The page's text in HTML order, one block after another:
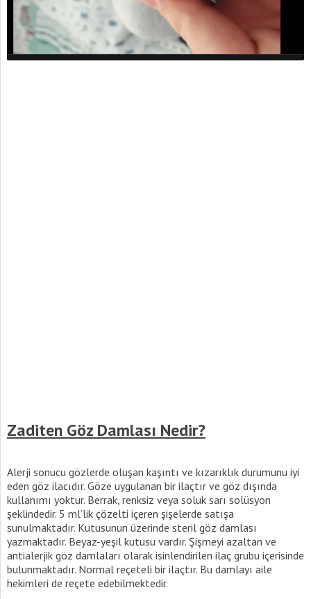
Zaditen Göz Damlası Nedir?
Alerji sonucu gözlerde oluşan kaşıntı ve kızarıklık durumunu iyi
eden göz ilacıdır. Göze uygulanan bir ilaçtır ve göz dışında
kullanımı yoktur. Berrak, renksiz veya soluk sarı solüsyon
şeklindedir. 5 ml’lik çözelti içeren şişelerde satışa
sunulmaktadır. Kutusunun üzerinde steril göz damlası
yazmaktadır. Beyaz-yeşil kutusu vardır. Şişmeyi azaltan ve
antialerjik göz damlaları olarak isinlendirilen ilaç grubu içerisinde
bulunmaktadır. Normal reçeteli bir ilaçtır. Bu damlayı aile
hekimleri de reçete edebilmektedir.